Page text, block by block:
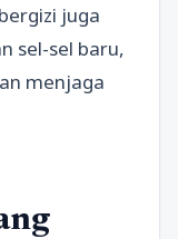
juga
sel-sel baru,
menjaga